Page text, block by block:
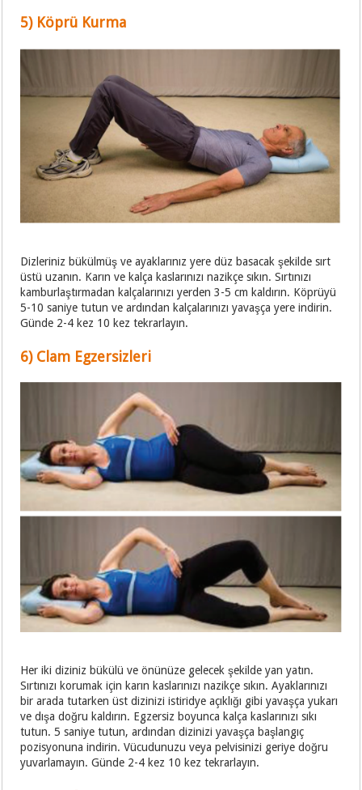
5) Köprü Kurma
Dizleriniz bükülmüş ve ayaklarınız yere düz basacak şekilde sırt
üstü uzanın. Karın ve kalça kaslarınızı nazikçe sıkın. Sırtınızı
kamburlaştırmadan kalçalarınızı yerden 3-5 cm kaldırın. Köprüyü
5-10 saniye tutun ve ardından kalçalarınızı yavaşça yere indirin.
Günde 2-4 kez 10 kez tekrarlayın.
6) Clam Egzersizleri
Her iki diziniz bükülü ve önünüze gelecek şekilde yan yatın.
Sırtınızı korumak için karın kaslarınızı nazikçe sıkın. Ayaklarınızı
bir arada tutarken üst dizinizi istiridye açıklığı gibi yavaşça yukarı
ve dışa doğru kaldırın. Egzersiz boyunca kalça kaslarınızı sıkı
tutun. 5 saniye tutun, ardından dizinizi yavaşça başlangıç
pozisyonuna indirin. Vücudunuzu veya pelvisinizi geriye doğru
yuvarlamayın. Günde 2-4 kez 10 kez tekrarlayın.